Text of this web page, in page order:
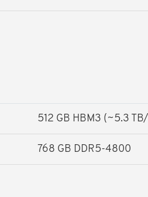
512 GB HBM3 (~5.3
768 GB DDR5-4800